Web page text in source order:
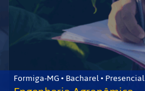
Formiga-MG • Bacharel • Presencial